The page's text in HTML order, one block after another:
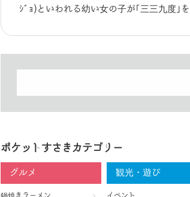
ｼﾞｮ)といわれる幼い女の子が｢三三九度｣
ポケットすさきカテゴリー
グルメ 観光・遊び